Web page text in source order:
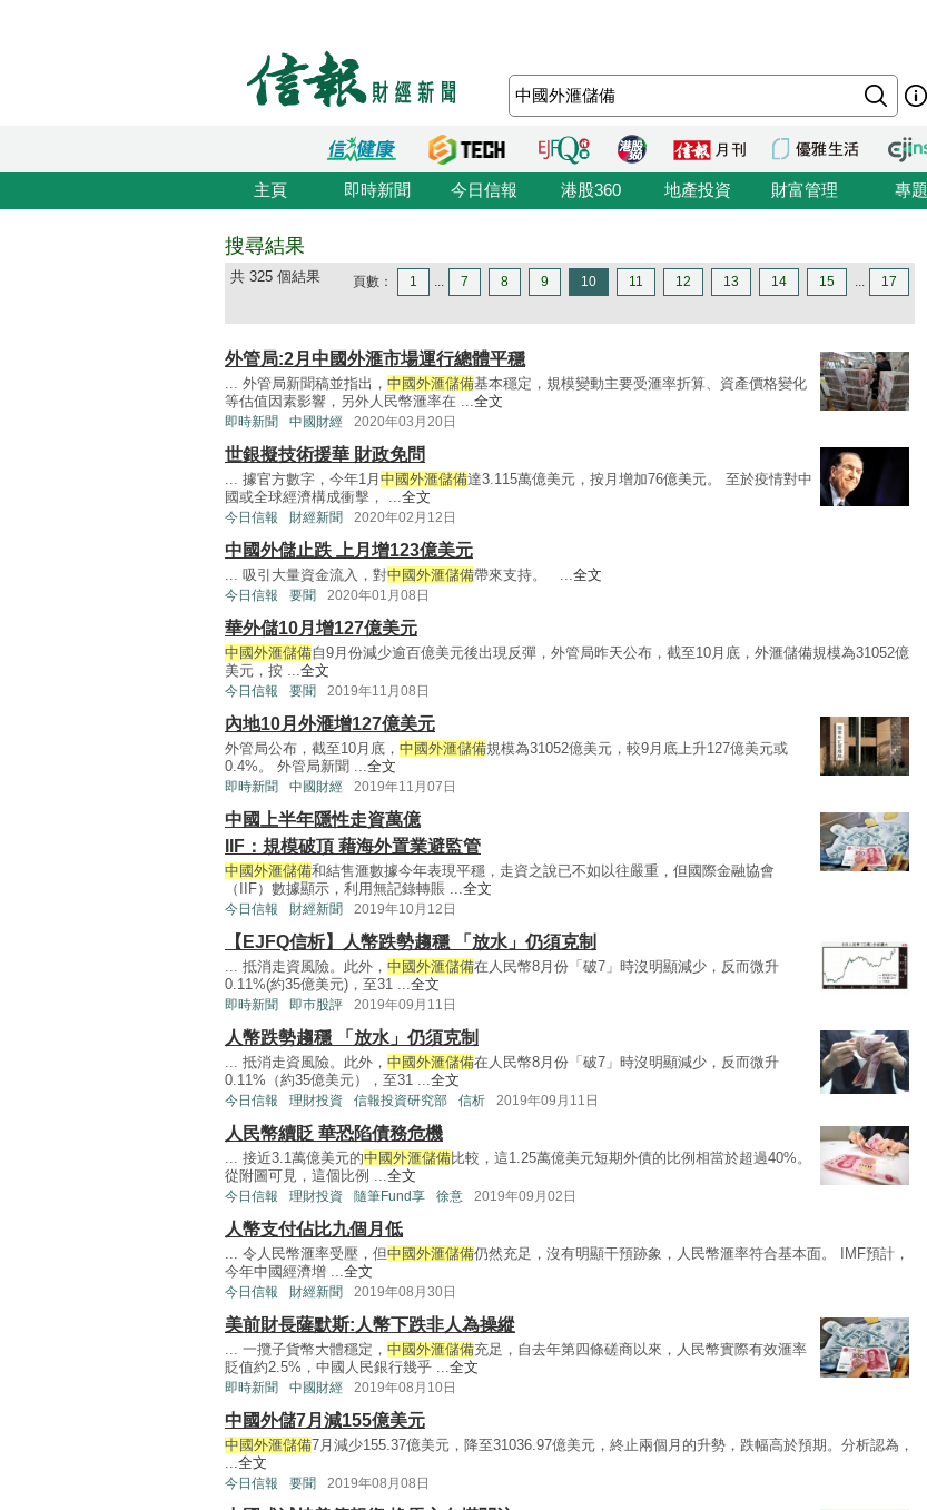
主頁 即時新聞 今日信報 港股360 地產投資 財富管理 專題
搜尋結果
共 325 個結果 頁數： 1 ... 7 8 9 10 11 12 13 14 15 ... 17
外管局:2月中國外滙市場運行總體平穩
... 外管局新聞稿並指出， 中國外滙儲備基本穩定，規模變動主要受滙率折算、資產價格變化
等估值因素影響，另外人民幣滙率在 ...全文
即時新聞 中國財經 2020年03月20日
世銀擬技術援華 財政免問
... 據官方數字，今年1月 中國外滙儲備達3.115萬億美元，按月增加76億美元。 至於疫情對中
國或全球經濟構成衝擊， ...全文
今日信報 財經新聞 2020年02月12日
中國外儲止跌 上月增123億美元
... 吸引大量資金流入，對中國外滙儲備帶來支持。 ...全文
今日信報 要聞 2020年01月08日
華外儲10月增127億美元
中國外滙儲備自9月份減少逾百億美元後出現反彈，外管局昨天公布，截至10月底，外滙儲備規模為31052億
美元，按 ...全文
今日信報 要聞 2019年11月08日
內地10月外滙增127億美元
外管局公布，截至10月底， 中國外滙儲備規模為31052億美元，較9月底上升127億美元或
0.4%。 外管局新聞 ...全文
即時新聞 中國財經 2019年11月07日
中國上半年隱性走資萬億
IIF：規模破頂 藉海外置業避監管
中國外滙儲備和結售滙數據今年表現平穩，走資之說已不如以往嚴重，但國際金融協會
（IIF）數據顯示，利用無記錄轉賬 ...全文
今日信報 財經新聞 2019年10月12日
【EJFQ信析】人幣跌勢趨穩 「放水」仍須克制
... 抵消走資風險。此外， 中國外滙儲備在人民幣8月份「破7」時沒明顯減少，反而微升
0.11%(約35億美元)，至31 ...全文
即時新聞 即巿股評 2019年09月11日
人幣跌勢趨穩 「放水」仍須克制
... 抵消走資風險。此外， 中國外滙儲備在人民幣8月份「破7」時沒明顯減少，反而微升
0.11%（約35億美元），至31 ...全文
今日信報 理財投資 信報投資研究部 信析 2019年09月11日
人民幣續貶 華恐陷債務危機
... 接近3.1萬億美元的中國外滙儲備比較，這1.25萬億美元短期外債的比例相當於超過40%。
從附圖可見，這個比例 ...全文
今日信報 理財投資 隨筆Fund享 徐意 2019年09月02日
人幣支付佔比九個月低
... 令人民幣滙率受壓，但中國外滙儲備仍然充足，沒有明顯干預跡象，人民幣滙率符合基本面。 IMF預計，
今年中國經濟增 ...全文
今日信報 財經新聞 2019年08月30日
美前財長薩默斯:人幣下跌非人為操縱
... 一攬子貨幣大體穩定， 中國外滙儲備充足，自去年第四條磋商以來，人民幣實際有效滙率
貶值約2.5%，中國人民銀行幾乎 ...全文
即時新聞 中國財經 2019年08月10日
中國外儲7月減155億美元
中國外滙儲備7月減少155.37億美元，降至31036.97億美元，終止兩個月的升勢，跌幅高於預期。分析認為，
...全文
今日信報 要聞 2019年08月08日